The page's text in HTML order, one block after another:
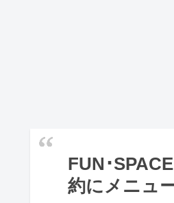
FUN･
約にメニュ